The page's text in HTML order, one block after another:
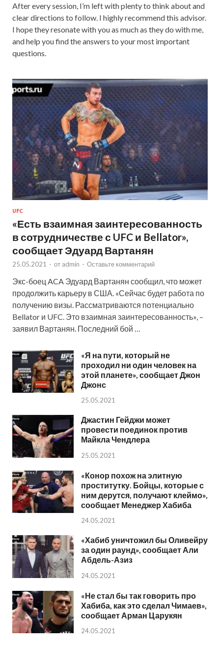
After every session, I’m left with plenty to think about and
clear directions to follow. I highly recommend this advisor.
I hope they resonate with you as much as they do with me,
and help you find the answers to your most important
questions.
UFC
«Есть взаимная заинтересованность
в сотрудничестве с UFC и Bellator»,
сообщает Эдуард Вартанян
25.05.2021 - от admin - Оставьте комментарий
Экс-боец ACA Эдуард Вартанян сообщил, что может
продолжить карьеру в США. «Сейчас будет работа по
получению визы. Рассматриваются потенциально
Bellator и UFC. Это взаимная заинтересованность», –
заявил Вартанян. Последний бой …
«Я на пути, который не
проходил ни один человек на
этой планете», сообщает Джон
Джонс
25.05.2021
Джастин Гейджи может
провести поединок против
Майкла Чендлера
25.05.2021
«Конор похож на элитную
проститутку. Бойцы, которые с
ним дерутся, получают клеймо»,
сообщает Менеджер Хабиба
24.05.2021
«Хабиб уничтожил бы Оливейру
за один раунд», сообщает Али
Абдель-Азиз
24.05.2021
«Не стал бы так говорить про
Хабиба, как это сделал Чимаев»,
сообщает Арман Царукян
24.05.2021